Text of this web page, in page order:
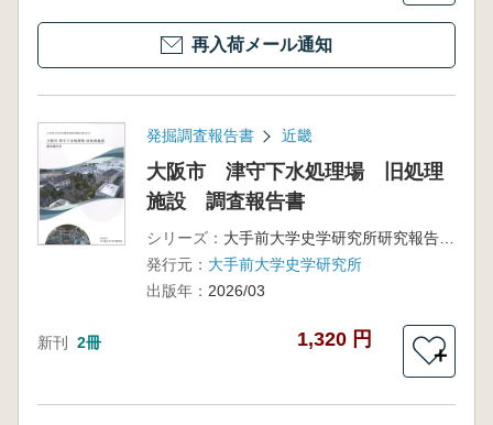
再入荷メール通知
発掘調査報告書 近畿
大阪市 津守下水処理場 旧処理
施設 調査報告書
シリーズ：
大手前大学史学研究所研究報告第25号
発行元： 大手前大学史学研究所
出版年： 2026/03
新刊 2冊 1,320 円
＋